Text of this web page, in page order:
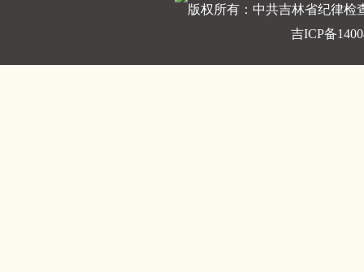
版权所有：中共吉林省纪律检
吉ICP备